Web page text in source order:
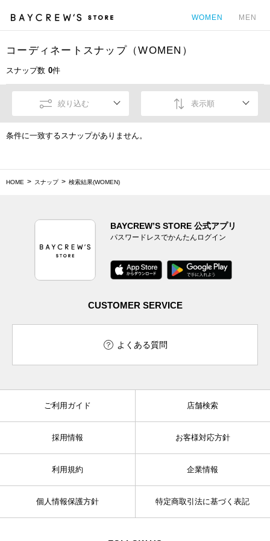
WOMEN MEN
コーディネートスナップ（WOMEN）
スナップ数 0件
絞り込む 表示順
条件に一致するスナップがありません。
HOME スナップ 検索結果(WOMEN)
BAYCREW’S STORE 公式アプリ
パスワードレスでかんたんログイン
CUSTOMER SERVICE
よくある質問
ご利用ガイド 店舗検索
採用情報 お客様対応方針
利用規約 企業情報
個人情報保護方針 特定商取引法に基づく表記